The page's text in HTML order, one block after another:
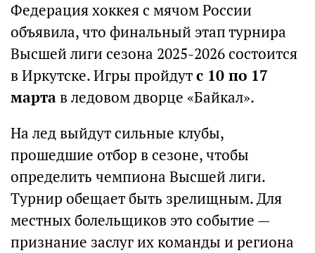
Федерация хоккея с мячом России
объявила, что финальный этап турнира
Высшей лиги сезона 2025-2026 состоится
в Иркутске. Игры пройдутс 10 по 17
мартав ледовом дворце «Байкал».
На лед выйдут сильные клубы,
прошедшие отбор в сезоне, чтобы
определить чемпиона Высшей лиги.
Турнир обещает быть зрелищным. Для
местных болельщиков это событие —
признание заслуг их команды и региона